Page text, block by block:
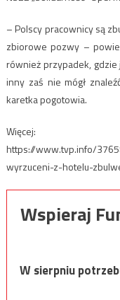
– Polscy pracownicy są
zbiorowe pozwy –
również przypadek,
inny zaś nie mógł
karetka pogotowia.
Więcej:
https://www.tvp.info/
wyrzuceni-z-hotelu-
Wspieraj
W sierpniu